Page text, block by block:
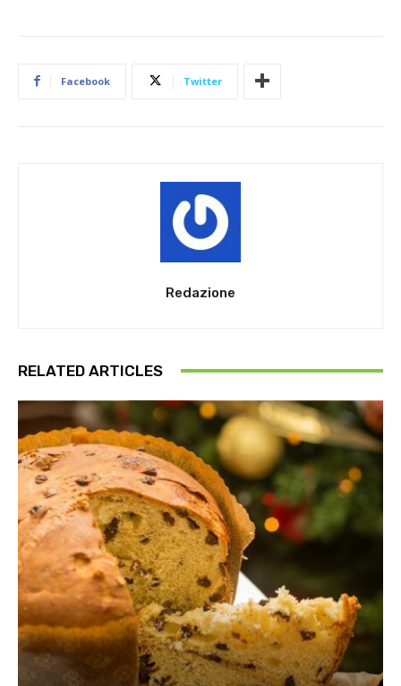
Facebook Twitter
Redazione
RELATED ARTICLES